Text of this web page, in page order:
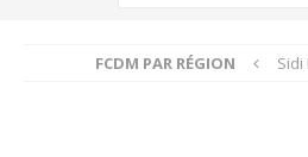
FCDM PAR RÉGION